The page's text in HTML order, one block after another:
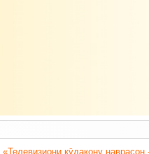
кӯдакону наврасон